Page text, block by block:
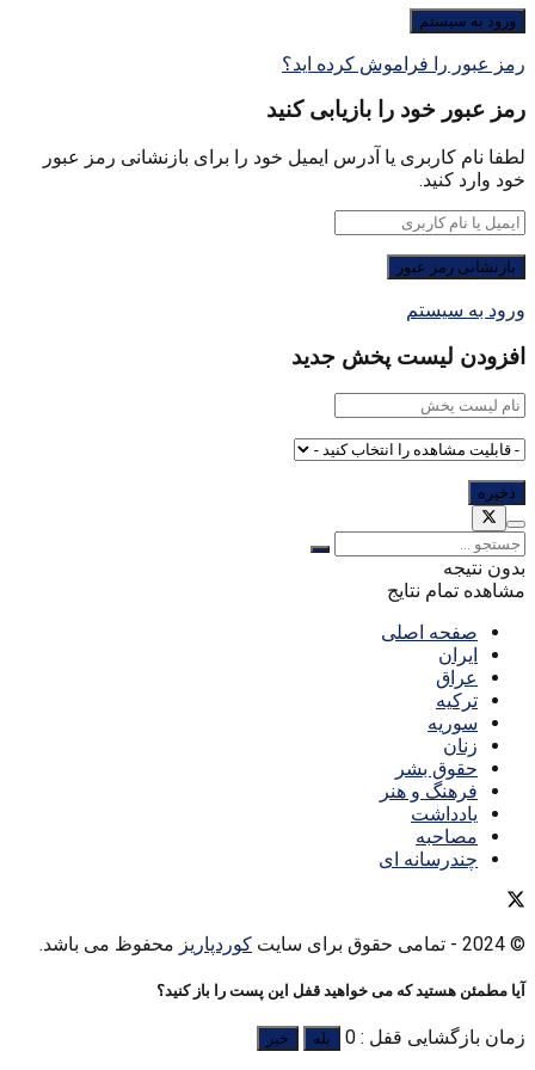
رمز عبور را فراموش کرده اید؟
رمز عبور خود را بازیابی کنید
لطفا نام کاربری یا آدرس ایمیل خود را برای بازنشانی رمز عبور
خود وارد کنید.
ورود به سیستم
افزودن لیست پخش جدید
بدون نتیجه
مشاهده تمام نتایج
صفحه اصلی
ایران
عراق
ترکیه
سوریه
زنان
حقوق بشر
فرهنگ و هنر
یادداشت
مصاحبه
چندرسانه ای
© 2024 - تمامی حقوق برای سایت کوردپاریز محفوظ می باشد.
آیا مطمئن هستید که می خواهید قفل این پست را باز کنید؟
زمان بازگشایی قفل : 0 بله خیر